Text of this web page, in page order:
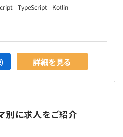
TypeScript
Kotlin
詳細を見る
別に求人をご紹介